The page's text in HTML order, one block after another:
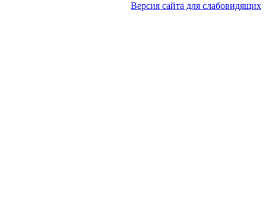
Версия сайта для слабовидящих